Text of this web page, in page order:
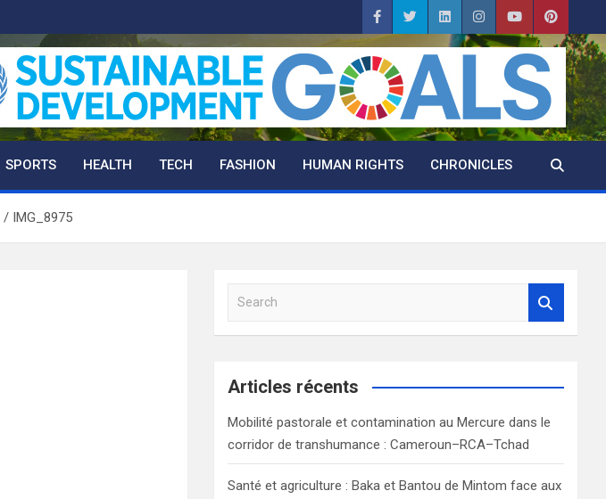
SPORTS HEALTH TECH FASHION HUMAN RIGHTS CHRONICLES
IMG_8975
a
c
Articles récents
Mobilité pastorale et contamination au Mercure dans le
corridor de transhumance : Cameroun–RCA–Tchad
Santé et agriculture : Baka et Bantou de Mintom face aux